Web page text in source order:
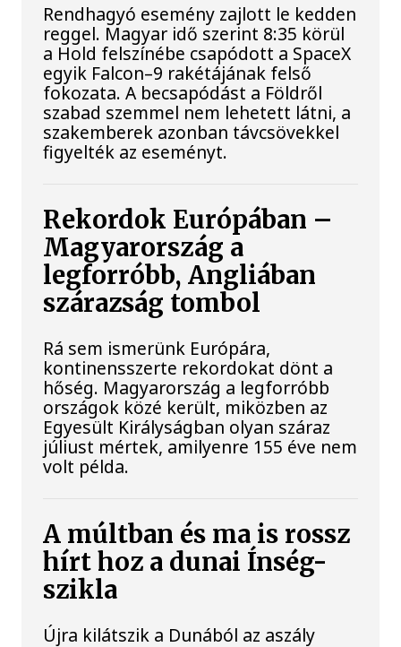
Rendhagyó esemény zajlott le kedden
reggel. Magyar idő szerint 8:35 körül
a Hold felszínébe csapódott a SpaceX
egyik Falcon–9 rakétájának felső
fokozata. A becsapódást a Földről
szabad szemmel nem lehetett látni, a
szakemberek azonban távcsövekkel
figyelték az eseményt.
Rekordok Európában –
Magyarország a
legforróbb, Angliában
szárazság tombol
Rá sem ismerünk Európára,
kontinensszerte rekordokat dönt a
hőség. Magyarország a legforróbb
országok közé került, miközben az
Egyesült Királyságban olyan száraz
júliust mértek, amilyenre 155 éve nem
volt példa.
A múltban és ma is rossz
hírt hoz a dunai Ínség-
szikla
Újra kilátszik a Dunából az aszály